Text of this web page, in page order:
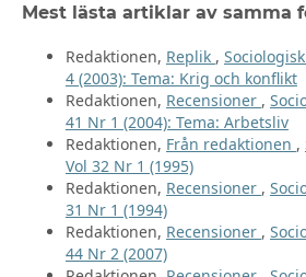
Mest lästa artiklar av samma
Redaktionen, Replik ,
4 (2003): Tema: Krig och konflikt
Redaktionen, Recensioner ,
41 Nr 1 (2004): Tema: Arbetsliv
Redaktionen, Från redaktionen ,
Vol 32 Nr 1 (1995)
Redaktionen, Recensioner ,
31 Nr 1 (1994)
Redaktionen, Recensioner ,
44 Nr 2 (2007)